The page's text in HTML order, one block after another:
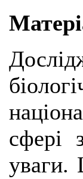
сфері
уваги.